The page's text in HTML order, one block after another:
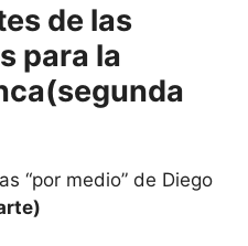
de las
para la
“por medio” de Diego